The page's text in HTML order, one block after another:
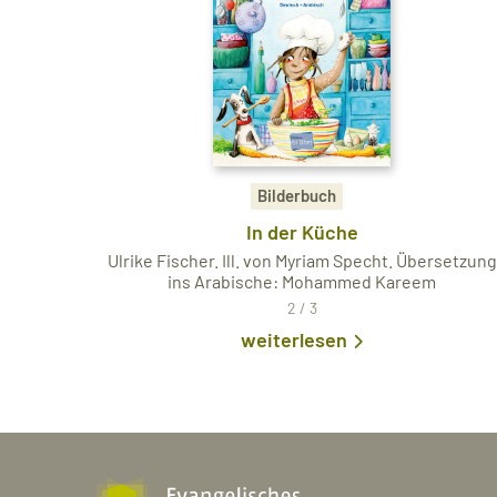
Bilderbuch
In der Küche
2 / 3
Ulrike Fischer. Ill. von Myriam Specht. Übersetzung
ins Arabische: Mohammed Kareem
weiterlesen